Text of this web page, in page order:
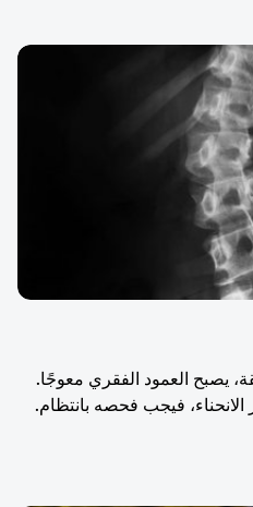
يصبح العمود الفقري معوجًا.
فيجب فحصه بانتظام.